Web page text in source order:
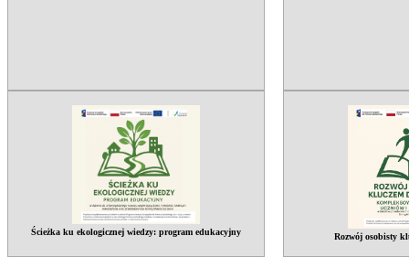
Ścieżka ku ekologicznej wiedzy: program edukacyjny
Rozwój osobisty